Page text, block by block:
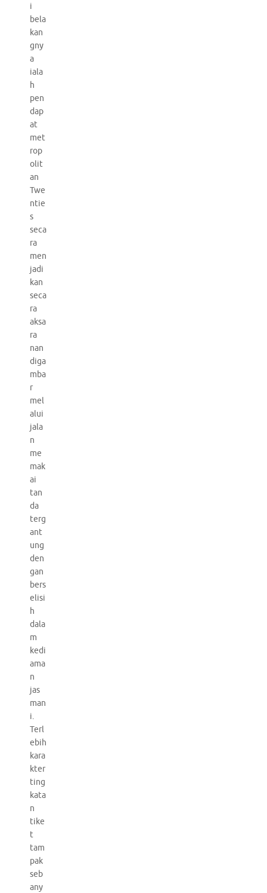
i
bela
kan
gny
a
iala
h
pen
dap
at
met
rop
olit
an
Twe
ntie
s
seca
ra
men
jadi
kan
seca
ra
aksa
ra
nan
diga
mba
r
mel
alui
jala
n
me
mak
ai
tan
da
terg
ant
ung
den
gan
bers
elisi
h
dala
m
kedi
ama
n
jas
man
i.
Terl
ebih
kara
kter
ting
kata
n
tike
t
tam
pak
seb
any